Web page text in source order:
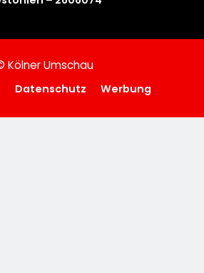
Kölner Umschau
Datenschutz Werbung